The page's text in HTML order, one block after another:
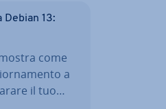
13:
come
a
il tuo…